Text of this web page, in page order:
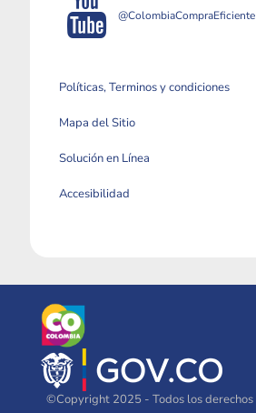
@ColombiaCompraEficiente
Políticas, Terminos y condiciones
Mapa del Sitio
Solución en Línea
Accesibilidad
©Copyright 2025 - Todos los derechos